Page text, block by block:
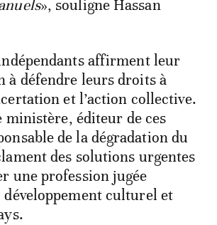
», souligne Hassan
affirment leur
à défendre leurs droits à
et l’action collective.
éditeur de ces
de la dégradation du
des solutions urgentes
une profession jugée
développement culturel et